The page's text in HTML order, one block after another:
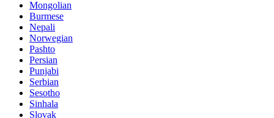
Mongolian
Burmese
Nepali
Norwegian
Pashto
Persian
Punjabi
Serbian
Sesotho
Sinhala
Slovak